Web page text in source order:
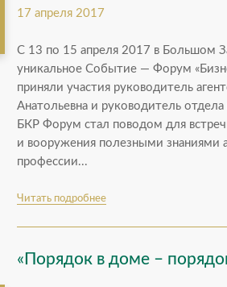
17 апреля 2017
С 13 по 15 апреля 2017 в Большом
уникальное Событие — Форум
приняли участия руководитель
Анатольевна и руководитель
БКР Форум стал поводом для
и вооружения полезными знаниями
профессии...
Читать подробнее
«Порядок в доме –